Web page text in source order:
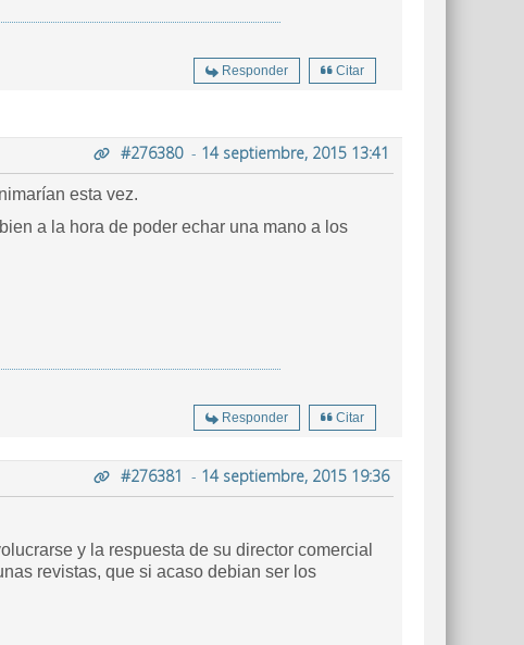
Responder Citar
#276380- 14 septiembre, 2015 13:41
esta vez.
a la hora de poder echar una mano a los
Responder Citar
#276381 - 14 septiembre, 2015 19:36
y la respuesta de su director comercial
revistas, que si acaso debian ser los